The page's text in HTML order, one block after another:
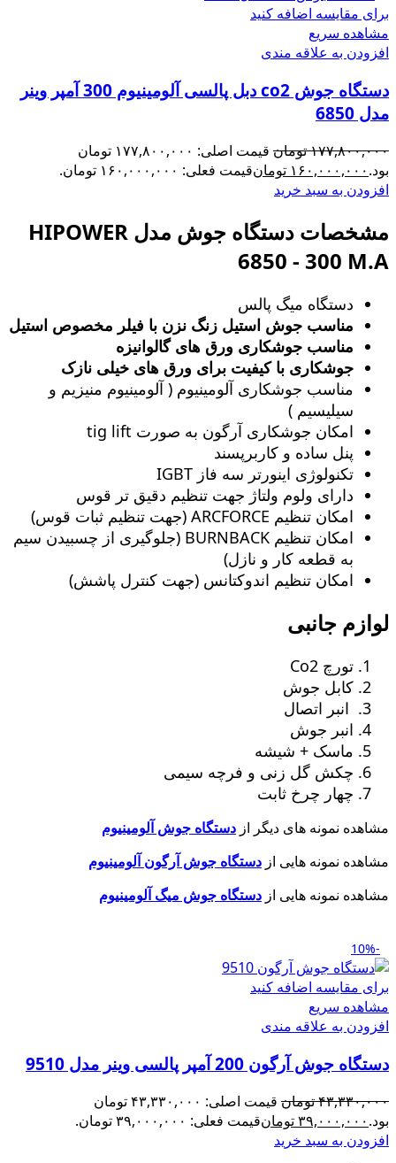
برای مقایسه اضافه کنید
مشاهده سریع
افزودن به علاقه مندی
دستگاه جوش co2 دبل پالسی آلومینیوم 300 آمپر وینر
مدل 6850
۱۷۷,۸۰۰,۰۰۰تومان
قیمت اصلی: ۱۷۷,۸۰۰,۰۰۰ تومان
بود.۱۶۰,۰۰۰,۰۰۰ تومانقیمت فعلی: ۱۶۰,۰۰۰,۰۰۰ تومان.
افزودن به سبد خرید
مشخصات دستگاه جوش مدل HIPOWER
6850 - 300 M.A
دستگاه میگ پالس
مناسب جوش استیل زنگ‌ نزن با فیلر مخصوص استیل
مناسب جوشکاری ورق های گالوانیزه
جوشکاری با کیفیت برای ورق های خیلی نازک
مناسب جوشکاری آلومینیوم ( آلومینیوم منیزیم و
سیلیسیم )
امکان جوشکاری آرگون به صورت tig lift
پنل ساده و کاربرپسند
تکنولوژی اینورتر سه فاز IGBT
دارای ولوم ولتاژ جهت تنظیم دقیق تر قوس
امکان تنظیم ARCFORCE (جهت تنظیم ثبات قوس)
امکان تنظیم BURNBACK (جلوگیری از چسبیدن سیم
به قطعه کار و نازل)
امکان تنظیم اندوکتانس (جهت کنترل پاشش)
لوازم جانبی
تورچ Co2
کابل جوش
انبر اتصال
انبر جوش
ماسک + شیشه
چکش گل زنی و فرچه سیمی
چهار چرخ ثابت
مشاهده نمونه های دیگر از دستگاه جوش آلومینیوم
مشاهده نمونه هایی از دستگاه جوش آرگون آلومینیوم
مشاهده نمونه هایی از دستگاه جوش میگ آلومینیوم
-10%
برای مقایسه اضافه کنید
مشاهده سریع
افزودن به علاقه مندی
دستگاه جوش آرگون 200 آمپر پالسی وینر مدل 9510
۴۳,۳۳۰,۰۰۰تومان
قیمت اصلی: ۴۳,۳۳۰,۰۰۰ تومان
بود.۳۹,۰۰۰,۰۰۰تومانقیمت فعلی: ۳۹,۰۰۰,۰۰۰ تومان.
افزودن به سبد خرید